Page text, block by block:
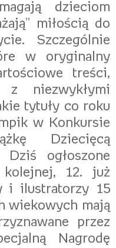
dzieciom
miłością do
Szczególnie
w oryginalny
treści,
niezwykłymi
tytuły co roku
w Konkursie
Dziecięcą
Dziś ogłoszone
12. już
i ilustratorzy 15
wiekowych mają
przez
Nagrodę